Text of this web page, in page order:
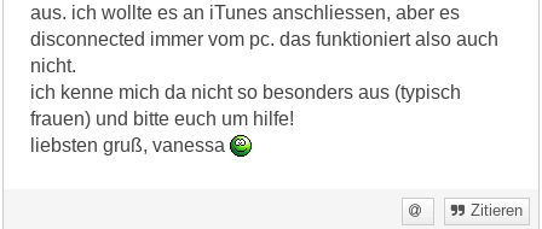
aus. ich wollte es an iTunes anschliessen, aber es
disconnected immer vom pc. das funktioniert also auch
nicht.
ich kenne mich da nicht so besonders aus (typisch
frauen) und bitte euch um hilfe!
liebsten gruß, vanessa
Zitieren